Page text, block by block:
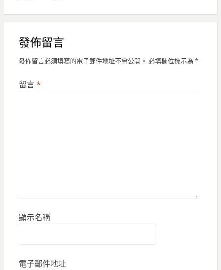
發佈留言
發佈留言必須填寫的電子郵件地址不會公開。 必填欄位標示為 *
留言*
顯示名稱
電子郵件地址